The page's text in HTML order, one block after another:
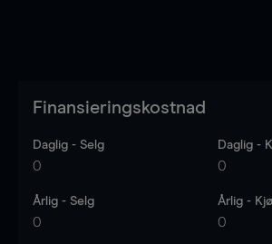
Finansieringskostnad
Daglig - Selg
0
Daglig -
0
Årlig - Selg
0
Årlig -
0